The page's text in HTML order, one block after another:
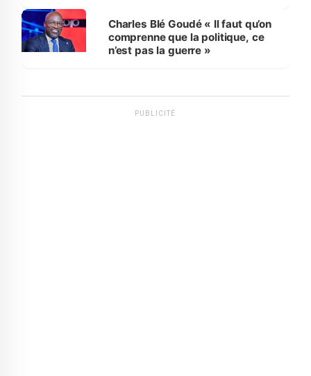
Charles Blé Goudé « Il faut qu’on
comprenne que la politique, ce
n’est pas la guerre »
PUBLICITÉ